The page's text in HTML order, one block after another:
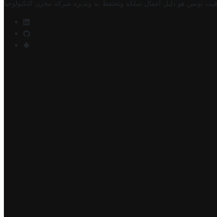
تونس هو دليل أعمال تملكه وتحتفظ به وتديره شركة مخزن التكنولوجيا